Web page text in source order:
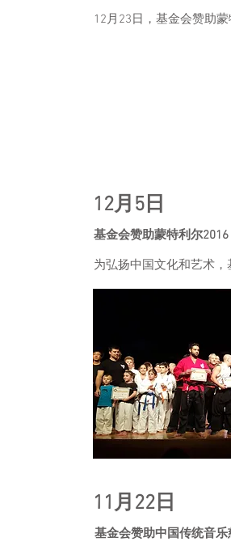
12月23日，基金会赞助
12月5日
基金会赞助蒙特利尔
为弘扬中国文化和艺术
11月22日
基金会赞助中国传统音